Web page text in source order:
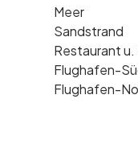
Meer
Restaurant